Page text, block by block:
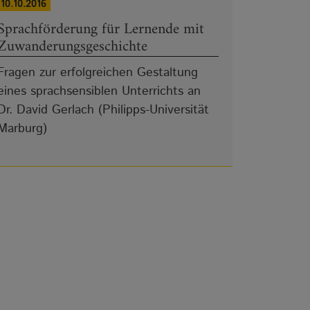
10.10.2016
für Lernende mit
zur erfolgreichen Gestaltung
sprachsensiblen Unterrichts an
David Gerlach (Philipps-Universität